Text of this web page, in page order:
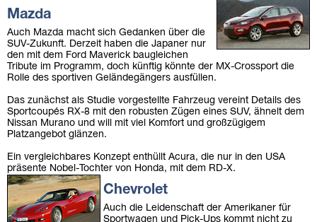
Mazda
Auch Mazda macht sich Gedanken über die
SUV-Zukunft. Derzeit haben die Japaner nur
den mit dem Ford Maverick baugleichen
Tribute im Programm, doch künftig könnte der MX-Crossport die
Rolle des sportiven Geländegängers ausfüllen.
Das zunächst als Studie vorgestellte Fahrzeug vereint Details des
Sportcoupés RX-8 mit den robusten Zügen eines SUV, ähnelt dem
Nissan Murano und will mit viel Komfort und großzügigem
Platzangebot glänzen.
Ein vergleichbares Konzept enthüllt Acura, die nur in den USA
präsente Nobel-Tochter von Honda, mit dem RD-X.
Chevrolet
Auch die Leidenschaft der Amerikaner für
Sportwagen und Pick-Ups kommt nicht zu